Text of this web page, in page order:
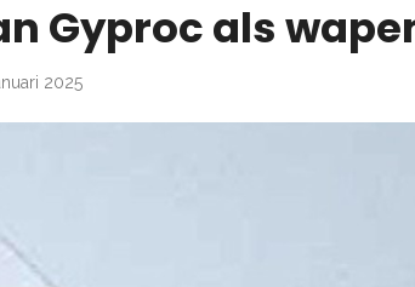
Gyproc als
2025